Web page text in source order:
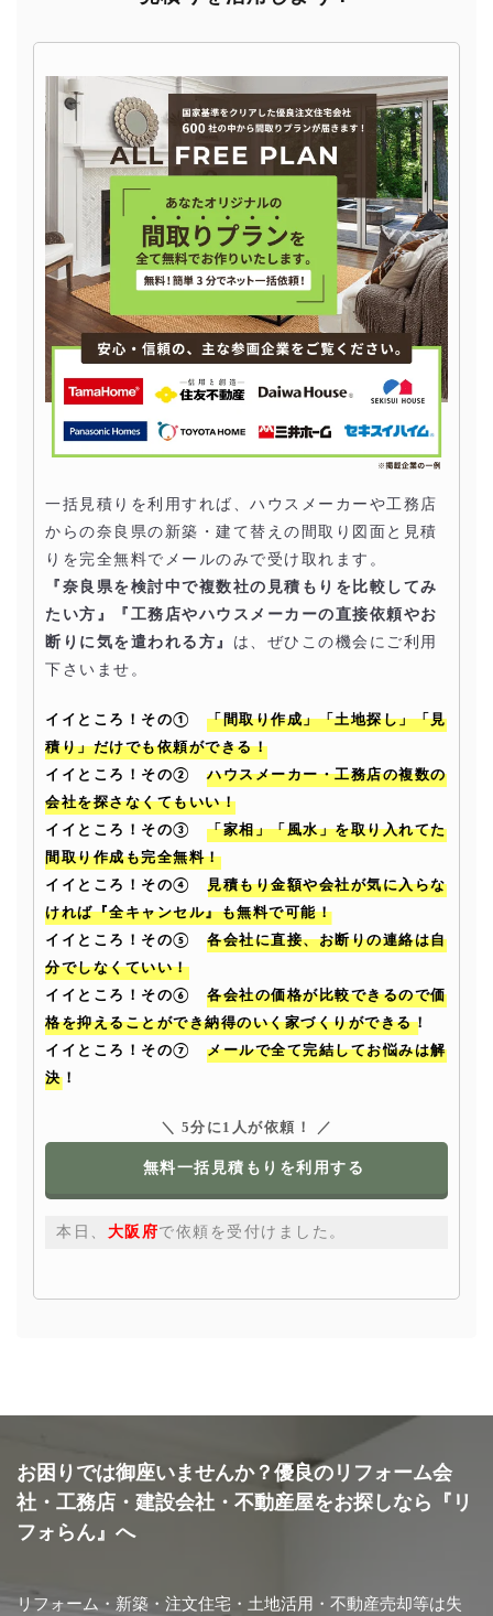
一括見積りを利用すれば、ハウスメーカーや工務店
からの奈良県の新築・建て替えの間取り図面と見積
りを完全無料でメールのみで受け取れます。
『奈良県を検討中で複数社の見積もりを比較してみ
たい方』『工務店やハウスメーカーの直接依頼やお
断りに気を遣われる方』
は、ぜひこの機会にご利用
下さいませ。
イイところ！その①
「間取り作成」「土地探し」「見
積り」だけでも依頼ができる！
イイところ！その②
ハウスメーカー・工務店の複数の
会社を探さなくてもいい！
イイところ！その③
「家相」「風水」を取り入れてた
間取り作成も完全無料！
イイところ！その④
見積もり金額や会社が気に入らな
ければ『全キャンセル』も無料で可能！
イイところ！その⑤
各会社に直接、お断りの連絡は自
分でしなくていい！
イイところ！その⑥
各会社の価格が比較できるので価
格を抑えることができ納得のいく家づくりができる！
イイところ！その⑦
メールで全て完結してお悩みは解
決！
＼ 5分に1人が依頼！ ／
無料一括見積もりを利用する
本日、 大阪府で依頼を受付けました。
お困りでは御座いませんか？優良のリフォーム会
社・工務店・建設会社・不動産屋をお探しなら『リ
フォらん』へ
リフォーム・新築・注文住宅・土地活用・不動産売却等は失